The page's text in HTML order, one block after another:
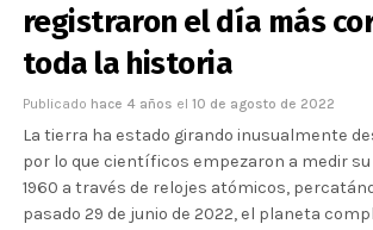
registraron el día más
toda la historia
Publicado hace 4 años el 10 de agosto de 2022
La tierra ha estado girando inusualmente
por lo que científicos empezaron a medir su
1960 a través de relojes atómicos,
pasado 29 de junio de 2022, el planeta